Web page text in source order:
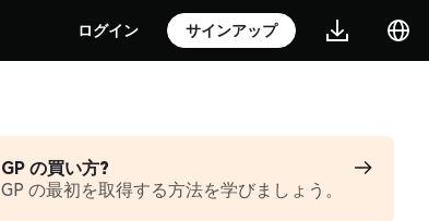
ログイン サインアップ
GP の買い方?
GP の最初を取得する方法を学びましょう。